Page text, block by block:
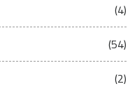
(4)
(54)
(2)